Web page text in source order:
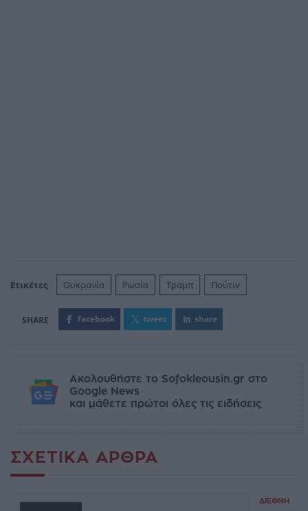
Ετικέτες Ουκρανία Ρωσία Τραμπ Πούτιν
facebook tweet share
Ακολουθήστε το Sofokleousin.gr στο
Google News
και μάθετε πρώτοι όλες τις ειδήσεις
ΣΧΕΤΙΚΆ ΆΡΘΡΑ
ΔΙΕΘΝΉ